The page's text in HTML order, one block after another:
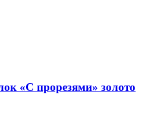
«С прорезями» золото